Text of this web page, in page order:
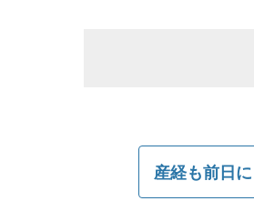
産経も前日